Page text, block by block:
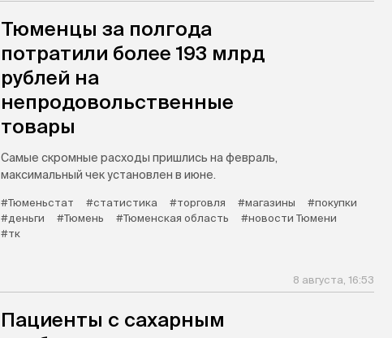
Тюменцы за полгода
потратили более 193 млрд
рублей на
непродовольственные
товары
Самые скромные расходы пришлись на февраль,
максимальный чек установлен в июне.
#Тюменьстат #статистика #торговля #магазины
#покупки
#деньги
#Тюмень #Тюменская область
#новости Тюмени
#тк
8 августа, 16:53
Пациенты с сахарным